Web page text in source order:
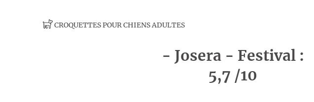
CROQUETTES POUR CHIENS ADULTES
- Josera - Festival :
5,7 /10